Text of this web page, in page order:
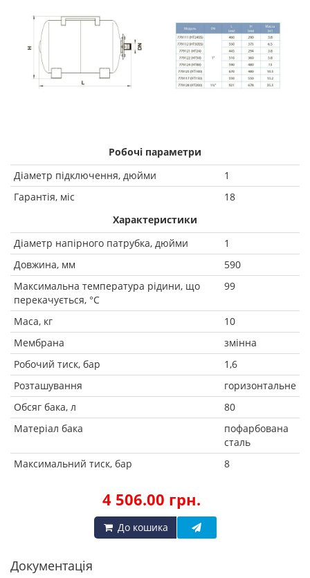
Робочі параметри
Діаметр підключення, дюйми
1
Гарантія, міс
18
Характеристики
Діаметр напірного патрубка, дюйми
1
Довжина, мм
590
Максимальна температура рідини, що
перекачується, °C
99
Маса, кг
10
Мембрана
змінна
Робочий тиск, бар
1,6
Розташування
горизонтальне
Обсяг бака, л
80
Матеріал бака
пофарбована
сталь
Максимальний тиск, бар
8
4 506.00 грн.
До кошика
Документація